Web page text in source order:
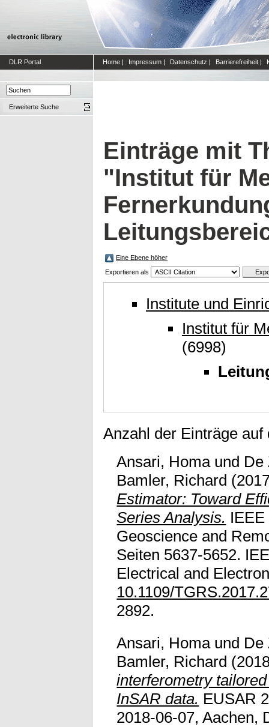
DLR Portal Home | Impressum | Datenschutz | Barrierefreiheit |
Erweiterte Suche
Einträge mit
"Institut für
Eine Ebene höher
Exportieren als
Institute und
Institut für
(6998)
Anzahl der Einträge
Ansari, Homaund De
Bamler, Richard
Estimator: Toward
Series Analysis.
Geoscience and
Seiten 5637-5652.
Electrical and
10.1109/
2892.
Ansari, Homaund De
Bamler, Richard
interferometry
InSAR data. EUSAR
2018-06-07, Aachen,